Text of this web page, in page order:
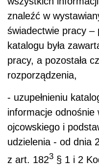
znaleźć w
świadectwie pracy –
katalogu była
pracy, a pozostała
rozporządzenia,
- uzupełnieniu
informacje odnośnie
ojcowskiego i
udzielenia - od dnia
z art. 1823 § 1 i 2